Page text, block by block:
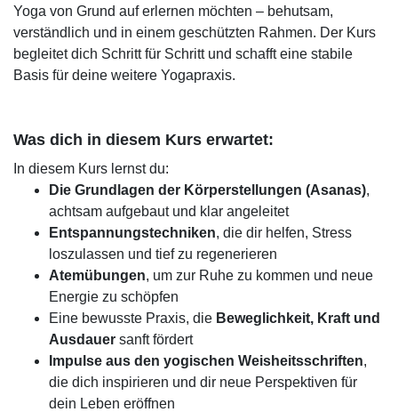
Yoga von Grund auf erlernen möchten – behutsam,
verständlich und in einem geschützten Rahmen. Der Kurs
begleitet dich Schritt für Schritt und schafft eine stabile
Basis für deine weitere Yogapraxis.
Was dich in diesem Kurs erwartet:
In diesem Kurs lernst du:
Die Grundlagen der Körperstellungen (Asanas),
achtsam aufgebaut und klar angeleitet
Entspannungstechniken, die dir helfen, Stress
loszulassen und tief zu regenerieren
Atemübungen, um zur Ruhe zu kommen und neue
Energie zu schöpfen
Eine bewusste Praxis, die Beweglichkeit, Kraft und
Ausdauer sanft fördert
Impulse aus den yogischen Weisheitsschriften,
die dich inspirieren und dir neue Perspektiven für
dein Leben eröffnen